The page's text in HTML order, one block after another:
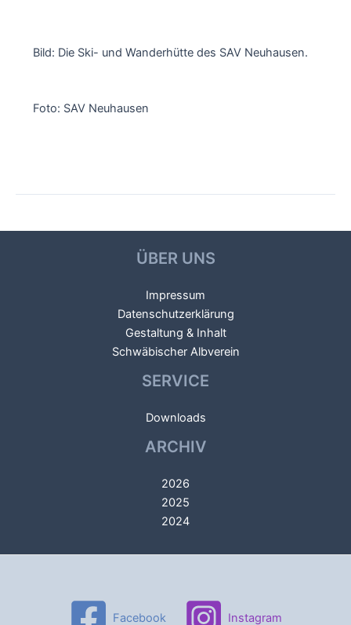
Bild: Die Ski- und Wanderhütte des SAV Neuhausen.
Foto: SAV Neuhausen
ÜBER UNS
Impressum
Datenschutzerklärung
Gestaltung & Inhalt
Schwäbischer Albverein
SERVICE
Downloads
ARCHIV
2026
2025
2024
Facebook Instagram